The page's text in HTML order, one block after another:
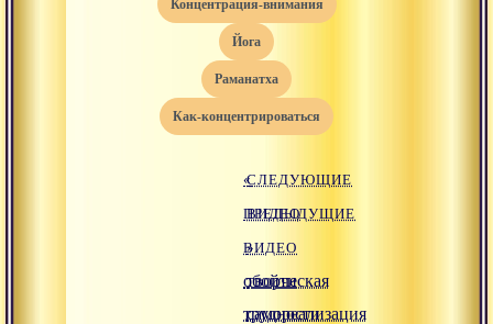
концентрация-внимания
йога
раманатха
как-концентрироваться
«
ПРЕДЫДУЩИЕ
ВИДЕО
обойти
трудности
СЛЕДУЮЩИЕ
ВИДЕО
»
творческая
самореализация